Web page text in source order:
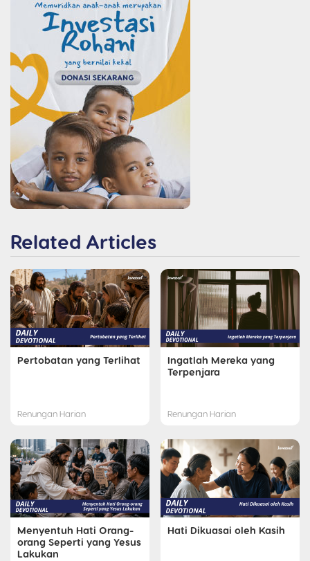
Related Articles
Pertobatan yang Terlihat
Renungan Harian
Ingatlah Mereka yang
Terpenjara
Renungan Harian
Menyentuh Hati Orang-
orang Seperti yang Yesus
Lakukan
Hati Dikuasai oleh Kasih